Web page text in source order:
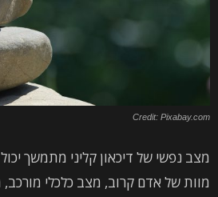
Credit: Pixabay.com
מצב נפשי של דיכאון קליני מתמשך
מוות של אדם קרוב, מצב כלכלי